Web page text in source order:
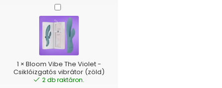
Bloom
Vibe
The
Violet
Csiklóizgatós
vibrátor
(zöld)
1 × Bloom Vibe The Violet -
Csiklóizgatós vibrátor (zöld)
2 db raktáron.